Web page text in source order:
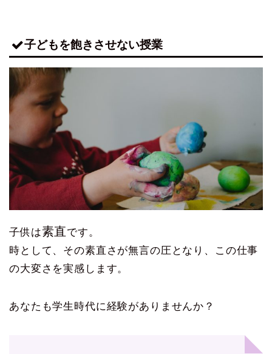
子どもを飽きさせない授業
子供は素直です。
時として、その素直さが無言の圧となり、この仕事
の大変さを実感します。
あなたも学生時代に経験がありませんか？